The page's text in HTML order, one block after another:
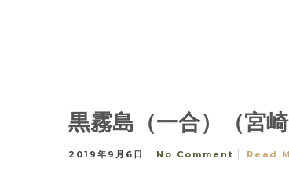
黒霧島（一合）（宮崎
2019年9月6日 No Comment Read